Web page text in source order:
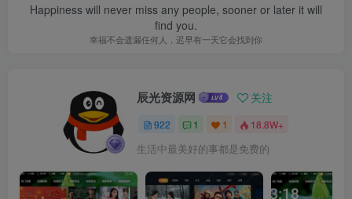
Happiness will never miss any people, sooner or later it will
find you.
幸福不会遗漏任何人，迟早有一天它会找到你
辰光资源网 关注
922 1 1 18.8W+
生活中最美好的事都是免费的